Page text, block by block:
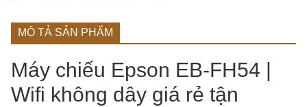
MÔ TẢ SẢN PHẨM
Máy chiếu Epson EB-FH54 |
Wifi không dây giá rẻ tận